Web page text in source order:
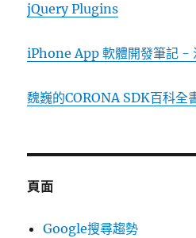
jQuery Plugins
iPhone App 軟體開發筆記 -
魏巍的CORONA SDK百科全
頁面
Google搜尋趨勢